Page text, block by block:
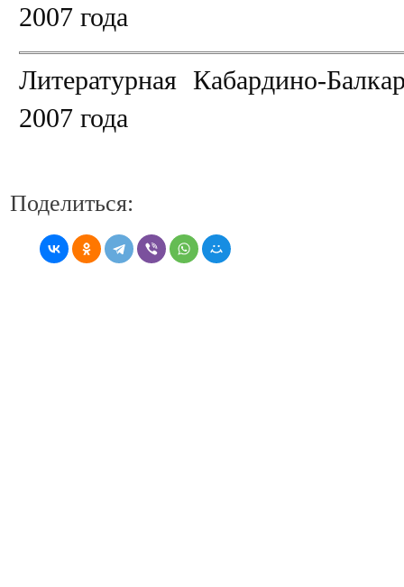
2007 года
Литературная Кабардино-
2007 года
Поделиться: